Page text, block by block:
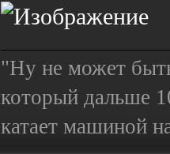
"Ну не может
который дальше
катает машиной